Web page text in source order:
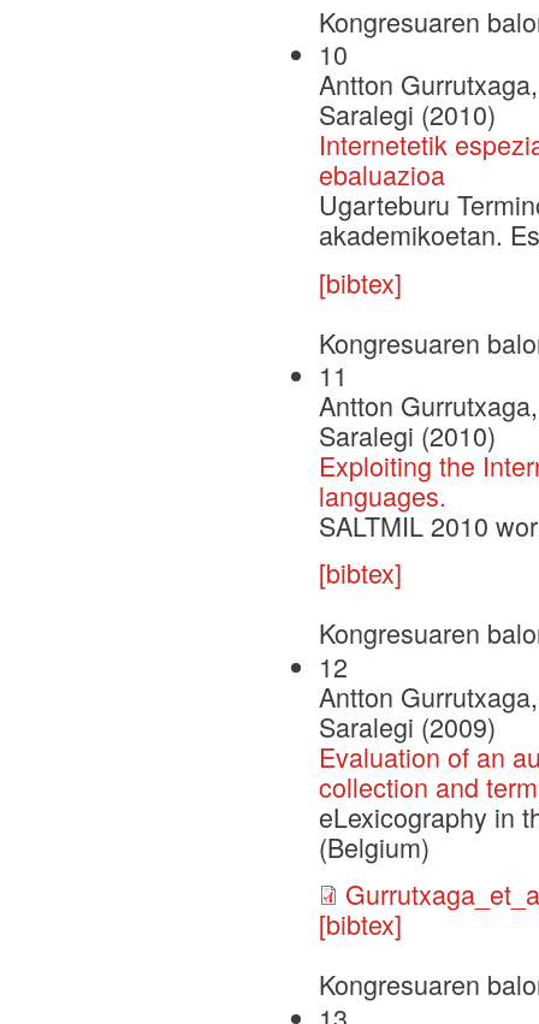
Kongresuaren
10
Antton
Saralegi (2010)
Internetetik
ebaluazioa
Ugarteburu
akademikoetan.
[bibtex]
Kongresuaren
11
Antton
Saralegi (2010)
Exploiting the
languages.
SALTMIL 2010
[bibtex]
Kongresuaren
12
Antton
Saralegi (2009)
Evaluation of an
collection and
eLexicography in
(Belgium)
[bibtex]
Kongresuaren